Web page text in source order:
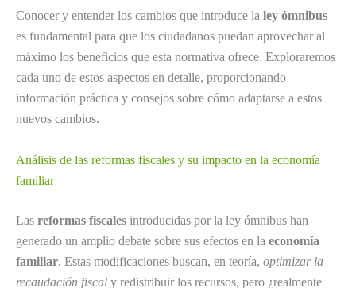
Conocer y entender los cambios que introduce la ley ómnibus
es fundamental para que los ciudadanos puedan aprovechar al
máximo los beneficios que esta normativa ofrece. Exploraremos
cada uno de estos aspectos en detalle, proporcionando
información práctica y consejos sobre cómo adaptarse a estos
nuevos cambios.
Análisis de las reformas fiscales y su impacto en la economía
familiar
Las reformas fiscales introducidas por la ley ómnibus han
generado un amplio debate sobre sus efectos en la economía
familiar. Estas modificaciones buscan, en teoría, optimizar la
recaudación fiscal y redistribuir los recursos, pero ¿realmente